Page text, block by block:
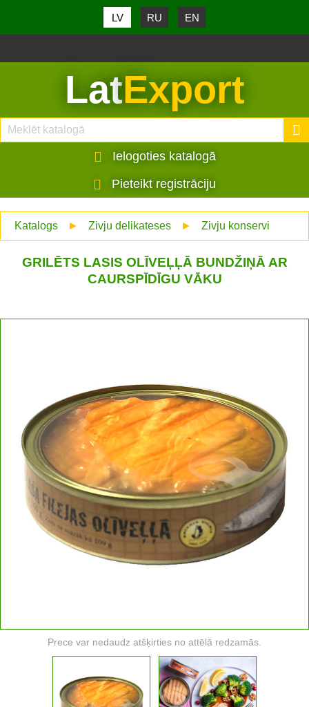
LV RU EN
LatExport
Ielogoties katalogā
Pieteikt registrāciju
Katalogs ► Zivju delikateses ► Zivju konservi
GRILĒTS LASIS OLĪVEĻĻĀ BUNDŽIŅĀ AR
CAURSPĪDĪGU VĀKU
Prece var nedaudz atšķirties no attēlā redzamās.